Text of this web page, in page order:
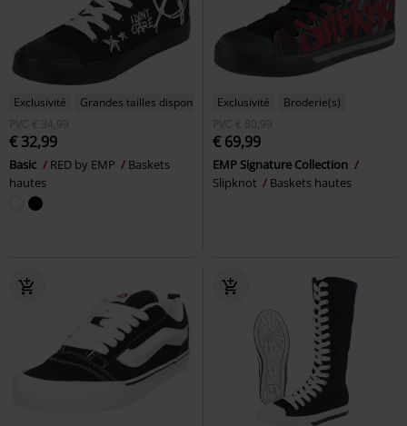
Exclusivité
Grandes tailles disponibles
PVC € 34,99
€ 32,99
Basic RED by EMP
Baskets
hautes
Exclusivité
Broderie(s)
PVC € 80,99
€ 69,99
EMP Signature Collection
Slipknot
Baskets hautes